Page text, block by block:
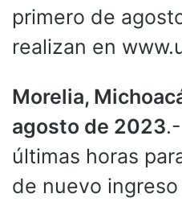
primero de
realizan en
Morelia,
agosto de 2023
últimas horas
de nuevo